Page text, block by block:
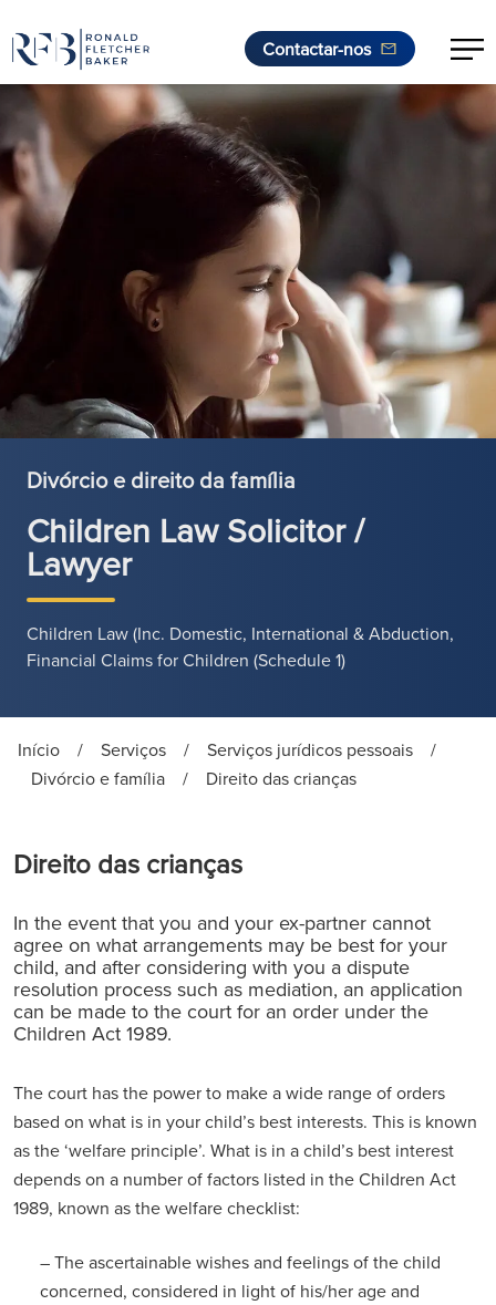
Saltar para o conteúdo
Contactar-nos
Divórcio e direito da família
Children Law Solicitor /
Lawyer
Children Law (Inc. Domestic, International & Abduction,
Financial Claims for Children (Schedule 1)
Início / Serviços / Serviços jurídicos pessoais
/
Divórcio e família
/ Direito das crianças
Direito das crianças
In the event that you and your ex-partner cannot
agree on what arrangements may be best for your
child, and after considering with you a dispute
resolution process such as mediation, an application
can be made to the court for an order under the
Children Act 1989.
The court has the power to make a wide range of orders
based on what is in your child’s best interests. This is known
as the ‘welfare principle’. What is in a child’s best interest
depends on a number of factors listed in the Children Act
1989, known as the welfare checklist:
– The ascertainable wishes and feelings of the child
concerned, considered in light of his/her age and